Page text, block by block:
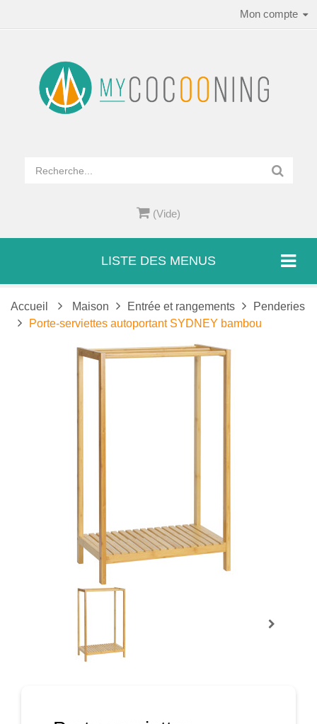
Mon compte
(Vide)
LISTE DES MENUS
Accueil Maison Entrée et rangements
Penderies
Porte-serviettes autoportant SYDNEY bambou